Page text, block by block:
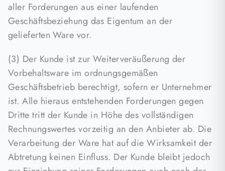
aller Forderungen aus einer laufenden
Geschäftsbeziehung das Eigentum an der
gelieferten Ware vor.
(3) Der Kunde ist zur Weiterveräußerung der
Vorbehaltsware im ordnungsgemäßen
Geschäftsbetrieb berechtigt, sofern er Unternehmer
ist. Alle hieraus entstehenden Forderungen gegen
Dritte tritt der Kunde in Höhe des vollständigen
Rechnungswertes vorzeitig an den Anbieter ab. Die
Verarbeitung der Ware hat auf die Wirksamkeit der
Abtretung keinen Einfluss. Der Kunde bleibt jedoch